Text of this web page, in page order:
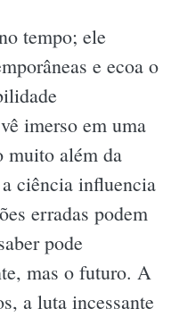
tempo; ele
e ecoa o
imerso em uma
muito além da
ciência influencia
erradas podem
pode
mas o futuro. A
a luta incessante